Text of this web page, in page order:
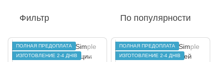
Фильтр По популярности
ПОЛНАЯ ПРЕДОПЛАТА
ИЗГОТОВЛЕНИЕ 2-4 ДНІВ
ПОЛНАЯ ПРЕДОПЛАТА
ИЗГОТОВЛЕНИЕ 2-4 ДНІВ